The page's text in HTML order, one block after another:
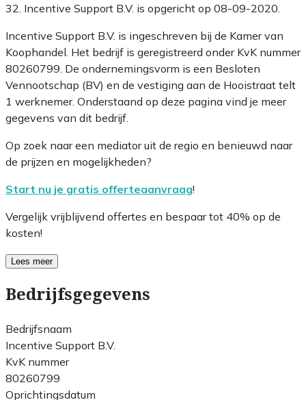
32. Incentive Support B.V. is opgericht op 08-09-2020.
Incentive Support B.V. is ingeschreven bij de Kamer van
Koophandel. Het bedrijf is geregistreerd onder KvK nummer
80260799. De ondernemingsvorm is een Besloten
Vennootschap (BV) en de vestiging aan de Hooistraat telt
1 werknemer. Onderstaand op deze pagina vind je meer
gegevens van dit bedrijf.
Op zoek naar een mediator uit de regio en benieuwd naar
de prijzen en mogelijkheden?
Start nu je gratis offerteaanvraag!
Vergelijk vrijblijvend offertes en bespaar tot 40% op de
kosten!
Lees meer
Bedrijfsgegevens
Bedrijfsnaam
Incentive Support B.V.
KvK nummer
80260799
Oprichtingsdatum